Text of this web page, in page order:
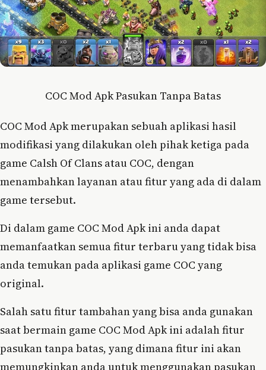
COC Mod Apk Pasukan Tanpa Batas
COC Mod Apk merupakan sebuah aplikasi hasil
modifikasi yang dilakukan oleh pihak ketiga pada
game Calsh Of Clans atau COC, dengan
menambahkan layanan atau fitur yang ada di dalam
game tersebut.
Di dalam game COC Mod Apk ini anda dapat
memanfaatkan semua fitur terbaru yang tidak bisa
anda temukan pada aplikasi game COC yang
original.
Salah satu fitur tambahan yang bisa anda gunakan
saat bermain game COC Mod Apk ini adalah fitur
pasukan tanpa batas, yang dimana fitur ini akan
memungkinkan anda untuk menggunakan pasukan